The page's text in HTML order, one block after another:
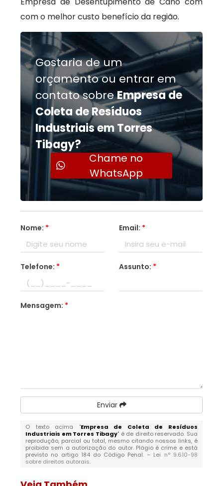
com o melhor custo benefício da região.
Gostaria de um
orçamento ou entrar em
contato sobreEmpresa de
Coleta de Resíduos
Industriais em Torres
Tibagy?
Chame no
WhatsApp
Nome: * Email: *
Telefone: * Assunto: *
Mensagem: *
Enviar
O texto acima "Empresa de Coleta de Resíduos
Industriais em Torres Tibagy" é de direito reservado. Sua
reprodução, parcial ou total, mesmo citando nossos links, é
proibida sem a autorização do autor. Plágio é crime e está
previsto no artigo 184 do Código Penal. – Lei n° 9.610-98
sobre direitos autorais.